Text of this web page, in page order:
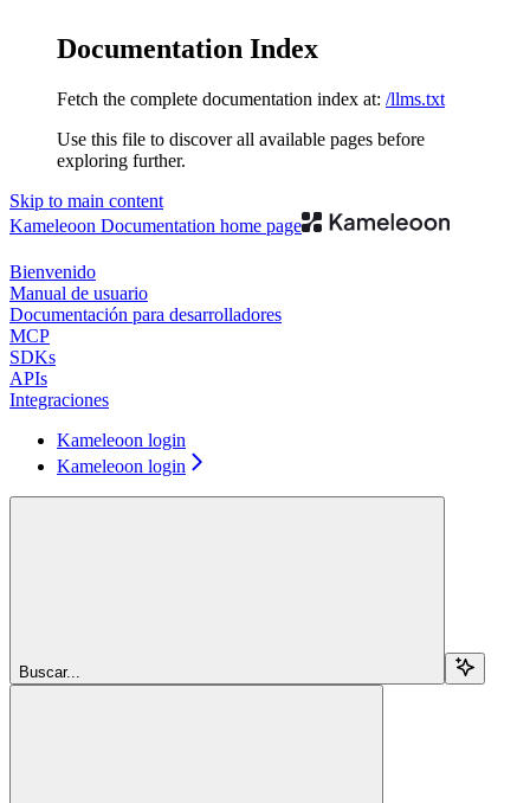
Documentation Index
Fetch the complete documentation index at: /llms.txt
Use this file to discover all available pages before
exploring further.
Skip to main content
Kameleoon Documentation home page
Bienvenido
Manual de usuario
Documentación para desarrolladores
MCP
SDKs
APIs
Integraciones
Kameleoon login
Kameleoon login
Buscar...